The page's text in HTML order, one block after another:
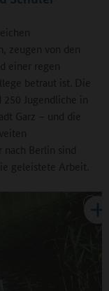
zeugen von den
einer regen
betraut ist. Die
250 Jugendliche in
Garz – und die
nach Berlin sind
geleistete Arbeit.